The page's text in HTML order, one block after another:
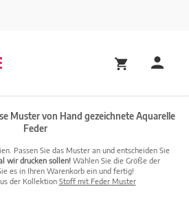
Muster von Hand gezeichnete Aquarelle
Feder
Passen Sie das Muster an und entscheiden Sie
wir drucken sollen! Wählen Sie die Größe der
es in Ihren Warenkorb ein und fertig!
der Kollektion Stoff mit Feder Muster